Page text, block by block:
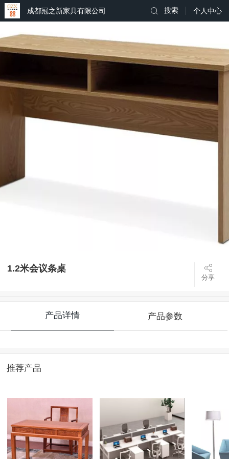
成都冠之新家具有限公司 个人中心
搜索
1.2米会议条桌
分享
产品详情 产品参数
推荐产品